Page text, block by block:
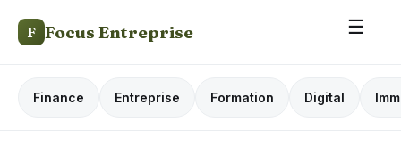
F Focus Entreprise ☰
Finance Entreprise Formation Digital